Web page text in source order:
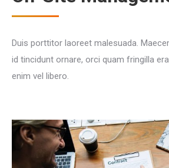
Duis porttitor laoreet malesuada.
id tincidunt ornare, orci quam fringilla
enim vel libero.